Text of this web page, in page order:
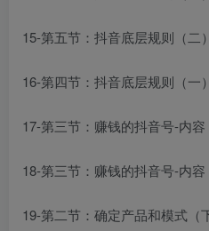
15-第五节：抖音底层规则（二
16-第四节：抖音底层规则（一
17-第三节：赚钱的抖音号-内
18-第三节：赚钱的抖音号-内
19-第二节：确定产品和模式（